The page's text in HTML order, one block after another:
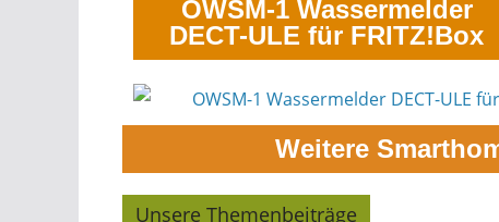
OWSM-1 Wassermelder
DECT-ULE für FRITZ!Box
Weitere
Unsere Themenbeiträge